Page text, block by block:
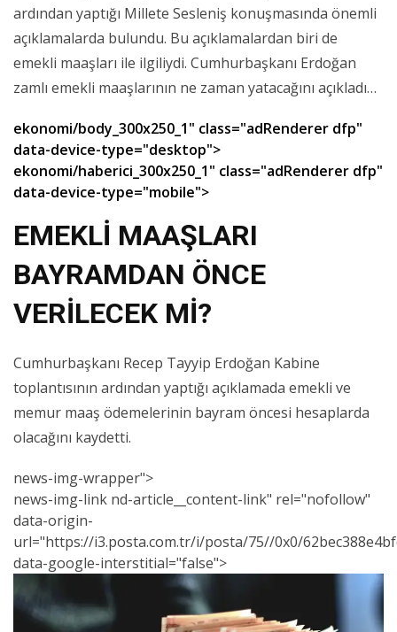
ardından yaptığı Millete Sesleniş konuşmasında önemli
açıklamalarda bulundu. Bu açıklamalardan biri de
emekli maaşları ile ilgiliydi. Cumhurbaşkanı Erdoğan
zamlı emekli maaşlarının ne zaman yatacağını açıkladı…
ekonomi/body_300x250_1" class="adRenderer dfp"
data-device-type="desktop">
ekonomi/haberici_300x250_1" class="adRenderer dfp"
data-device-type="mobile">
EMEKLİ MAAŞLARI
BAYRAMDAN ÖNCE
VERİLECEK Mİ?
Cumhurbaşkanı Recep Tayyip Erdoğan Kabine
toplantısının ardından yaptığı açıklamada emekli ve
memur maaş ödemelerinin bayram öncesi hesaplarda
olacağını kaydetti.
news-img-wrapper">
news-img-link nd-article__content-link" rel="nofollow"
data-origin-
url="https://i3.posta.com.tr/i/posta/75//0x0/
data-google-interstitial="false">